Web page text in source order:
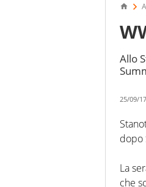
Allo
25/09/
dopo
La
che